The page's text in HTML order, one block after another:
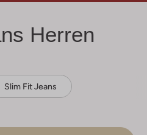
Herren
Slim Fit Jeans